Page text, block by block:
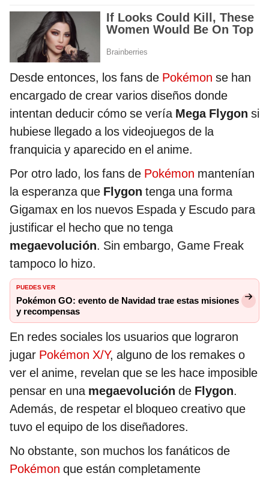
Desde entonces, los fans de Pokémon se han
encargado de crear varios diseños donde
intentan deducir cómo se vería Mega Flygon si
hubiese llegado a los videojuegos de la
franquicia y aparecido en el anime.
Por otro lado, los fans de Pokémon mantenían
la esperanza que Flygon tenga una forma
Gigamax en los nuevos Espada y Escudo para
justificar el hecho que no tenga
megaevolución. Sin embargo, Game Freak
tampoco lo hizo.
PUEDES VER
Pokémon GO: evento de Navidad trae estas misiones
y recompensas
En redes sociales los usuarios que lograron
jugar Pokémon X/Y, alguno de los remakes o
ver el anime, revelan que se les hace imposible
pensar en unamegaevolución de Flygon.
Además, de respetar el bloqueo creativo que
tuvo el equipo de los diseñadores.
No obstante, son muchos los fanáticos de
Pokémon que están completamente